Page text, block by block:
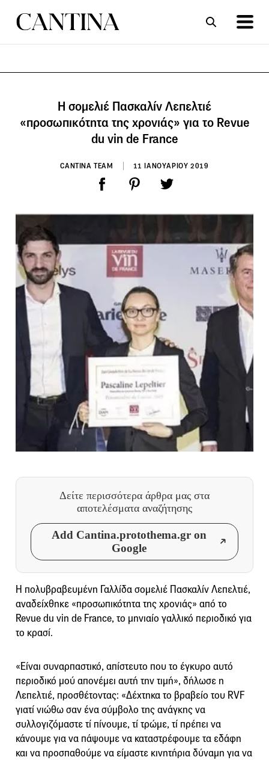
Η σομελιέ Πασκαλίν Λεπελτιέ
«προσωπικότητα της χρονιάς» για το Revue
du vin de France
CANTINA TEAM 11 ΙΑΝΟΥΑΡΙΟΥ 2019
Δείτε περισσότερα άρθρα μας στα
αποτελέσματα αναζήτησης
Add Cantina.protothema.gr on
Google
Η πολυβραβευμένη Γαλλίδα σομελιέ Πασκαλίν Λεπελτιέ,
αναδείχθηκε «προσωπικότητα της χρονιάς» από το
Revue du vin de France, το μηνιαίο γαλλικό περιοδικό για
το κρασί.
«Είναι συναρπαστικό, απίστευτο που το έγκυρο αυτό
περιοδικό μού απονέμει αυτή την τιμή», δήλωσε η
Λεπελτιέ, προσθέτοντας: «Δέχτηκα το βραβείο του RVF
γιατί νιώθω σαν ένα σύμβολο της ανάγκης να
συλλογιζόμαστε τί πίνουμε, τί τρώμε, τί πρέπει να
κάνουμε για να πάψουμε να καταστρέφουμε τα εδάφη
και να προσπαθούμε να είμαστε κινητήρια δύναμη για να